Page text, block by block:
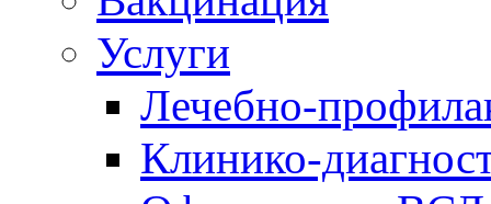
Услуги
Лечебно-
Клинико-